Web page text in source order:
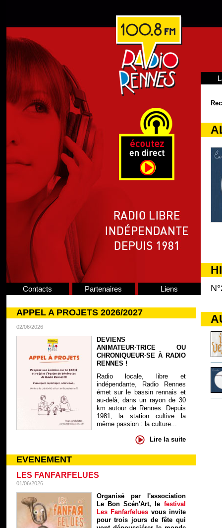
Contacts Partenaires Liens
APPEL A PROJETS 2026/2027
02/06/2026
DEVIENS
ANIMATEUR·TRICE OU
CHRONIQUEUR·SE À RADIO
RENNES !
Radio locale, libre et
indépendante, Radio Rennes
émet sur le bassin rennais et
au-delà, dans un rayon de 30
km autour de Rennes. Depuis
1981, la station cultive la
même passion : la culture...
Lire la suite
EVENEMENT
LES FANFARFELUES
01/06/2026
Organisé par l'association
Le Bon Scén'Art, le festival
Les Fanfarfelues vous invite
pour trois jours de fête qui